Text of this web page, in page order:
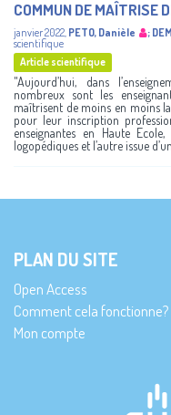
COMMUN DE MAÎTRISE
janvier 2022, PETO, Danièle ;
scientifique
Article scientifique
"Aujourd’hui, dans
nombreux sont les
maîtrisent de moins en moins
pour leur inscription
enseignantes en Haute
logopédiques et l’autre issue d’un
PLAN DU SITE
Open Access
Comment cela fonctionne?
Mon compte